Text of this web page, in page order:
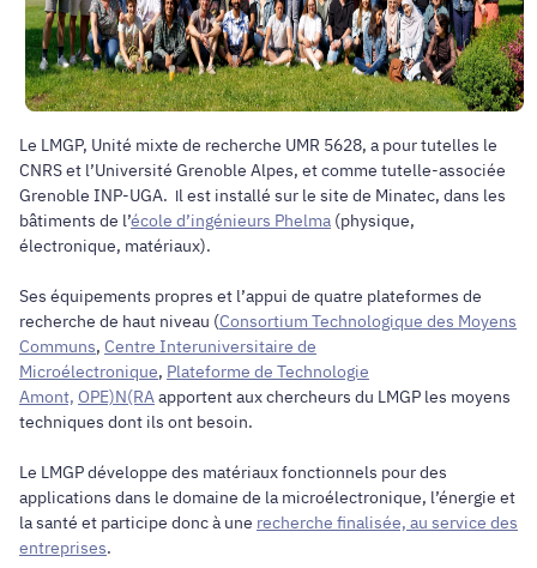
Le LMGP, Unité mixte de recherche UMR 5628, a pour tutelles le
CNRS et l’Université Grenoble Alpes, et comme tutelle-associée
Grenoble INP-UGA. Il est installé sur le site de Minatec, dans les
bâtiments de l’école d’ingénieurs Phelma (physique,
électronique, matériaux).
Ses équipements propres et l’appui de quatre plateformes de
recherche de haut niveau (Consortium Technologique des Moyens
Communs, Centre Interuniversitaire de
Microélectronique, Plateforme de Technologie
Amont, OPE)N(RAapportent aux chercheurs du LMGP les moyens
techniques dont ils ont besoin.
Le LMGP développe des matériaux fonctionnels pour des
applications dans le domaine de la microélectronique, l’énergie et
la santé et participe donc à une recherche finalisée, au service des
entreprises.